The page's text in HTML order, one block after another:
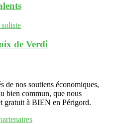
de Verdi
de nos soutiens économiques,
bien commun, que nous
gratuit à BIEN en Périgord.